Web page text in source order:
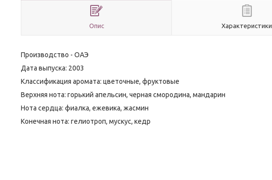
Опис Характеристики
Производство - ОАЭ
Дата выпуска: 2003
Классификация аромата: цветочные, фруктовые
Верхняя нота: горький апельсин, черная смородина, мандарин
Нота сердца: фиалка, ежевика, жасмин
Конечная нота: гелиотроп, мускус, кедр